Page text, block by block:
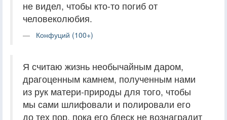
не видел, чтобы кто-то погиб от
человеколюбия.
Конфуций (100+)
Я считаю жизнь необычайным даром,
драгоценным камнем, полученным нами
из рук матери-природы для того, чтобы
мы сами шлифовали и полировали его
до тех пор, пока его блеск не вознаградит